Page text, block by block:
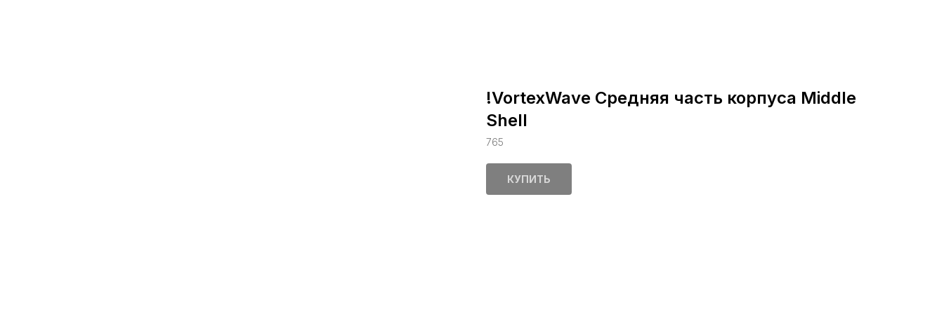
!VortexWave Средняя часть корпуса Middle
Shell
765
КУПИТЬ